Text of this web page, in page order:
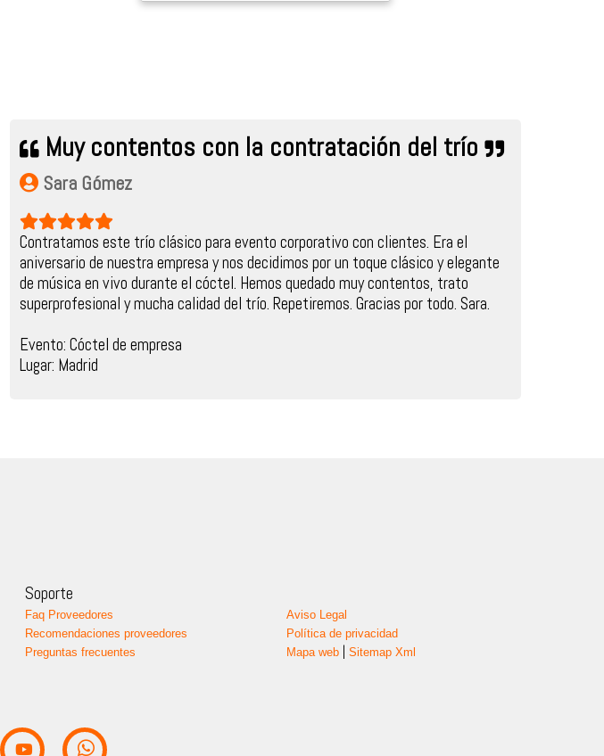
Muy contentos con la contratación del trío
Sara Gómez
Contratamos este trío clásico para evento corporativo con clientes. Era el
aniversario de nuestra empresa y nos decidimos por un toque clásico y elegante
de música en vivo durante el cóctel. Hemos quedado muy contentos, trato
superprofesional y mucha calidad del trío. Repetiremos. Gracias por todo. Sara.
Evento: Cóctel de empresa
Lugar: Madrid
Soporte
Faq Proveedores
Recomendaciones proveedores
Preguntas frecuentes
Aviso Legal
Política de privacidad
Mapa web| Sitemap Xml